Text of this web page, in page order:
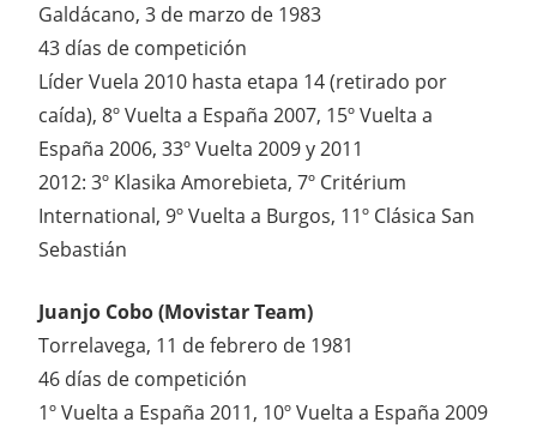
Galdácano, 3 de marzo de 1983
43 días de competición
Líder Vuela 2010 hasta etapa 14 (retirado por
caída), 8º Vuelta a España 2007, 15º Vuelta a
España 2006, 33º Vuelta 2009 y 2011
2012: 3º Klasika Amorebieta, 7º Critérium
International, 9º Vuelta a Burgos, 11º Clásica San
Sebastián
Juanjo Cobo (Movistar Team)
Torrelavega, 11 de febrero de 1981
46 días de competición
1º Vuelta a España 2011, 10º Vuelta a España 2009